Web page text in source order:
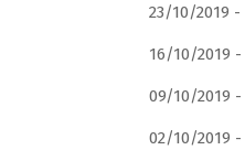
23/10/2019 -
16/10/2019 -
09/10/2019 -
02/10/2019 -